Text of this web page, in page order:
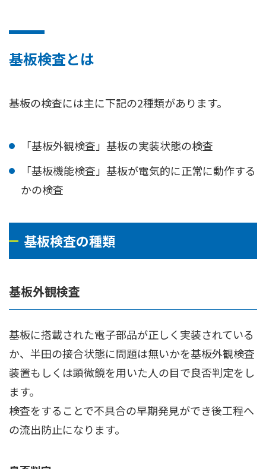
基板検査とは
基板の検査には主に下記の2種類があります。
「基板外観検査」基板の実装状態の検査
「基板機能検査」基板が電気的に正常に動作する
かの検査
基板検査の種類
基板外観検査
基板に搭載された電子部品が正しく実装されている
か、半田の接合状態に問題は無いかを基板外観検査
装置もしくは顕微鏡を用いた人の目で良否判定をし
ます。
検査をすることで不具合の早期発見ができ後工程へ
の流出防止になります。